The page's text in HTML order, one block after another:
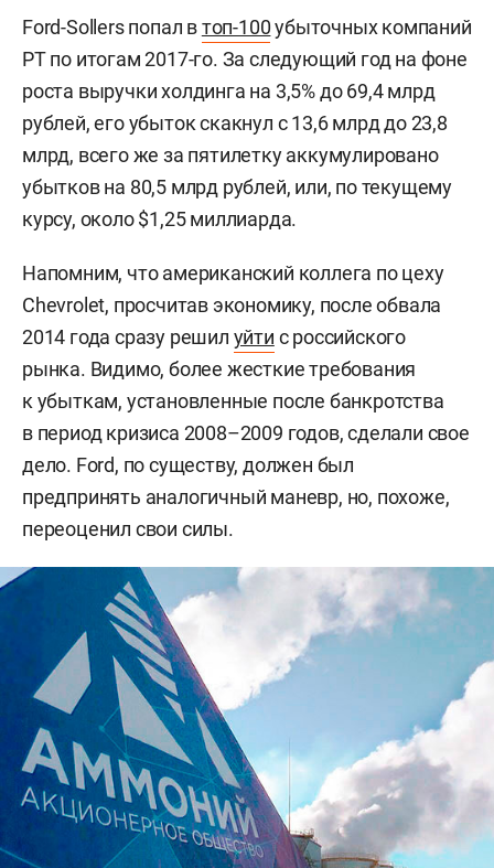
Ford-Sollers попал втоп-100убыточных компаний
РТ по итогам 2017-го. За следующий год на фоне
роста выручки холдинга на 3,5% до 69,4 млрд
рублей, его убыток скакнул с 13,6 млрд до 23,8
млрд, всего же за пятилетку аккумулировано
убытков на 80,5 млрд рублей, или, по текущему
курсу, около $1,25 миллиарда.
Напомним, что американский коллега по цеху
Chevrolet, просчитав экономику, после обвала
2014 года сразу решил уйти с российского
рынка. Видимо, более жесткие требования
к убыткам, установленные после банкротства
в период кризиса 2008–2009 годов, сделали свое
дело. Ford, по существу, должен был
предпринять аналогичный маневр, но, похоже,
переоценил свои силы.